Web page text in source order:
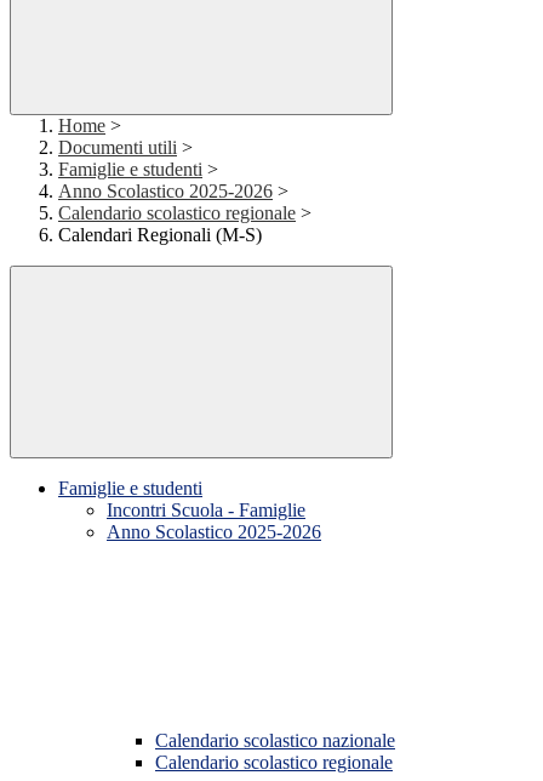
Home >
Documenti utili >
Famiglie e studenti >
Anno Scolastico 2025-2026 >
Calendario scolastico regionale >
Calendari Regionali (M-S)
Famiglie e studenti
Incontri Scuola - Famiglie
Anno Scolastico 2025-2026
Calendario scolastico nazionale
Calendario scolastico regionale